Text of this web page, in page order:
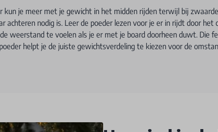
kun je meer met je gewicht in het midden rijden terwijl bij
achteren nodig is. Leer de poeder lezen voor je er in rijdt door het
weerstand te voelen als je er met je board doorheen duwt. Die
helpt je de juiste gewichtsverdeling te kiezen voor de